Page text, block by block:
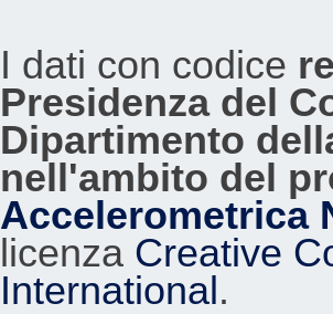
I dati con codice
Presidenza del
Dipartimento
nell'ambito del
Accelerometrica
licenza Creative
International.